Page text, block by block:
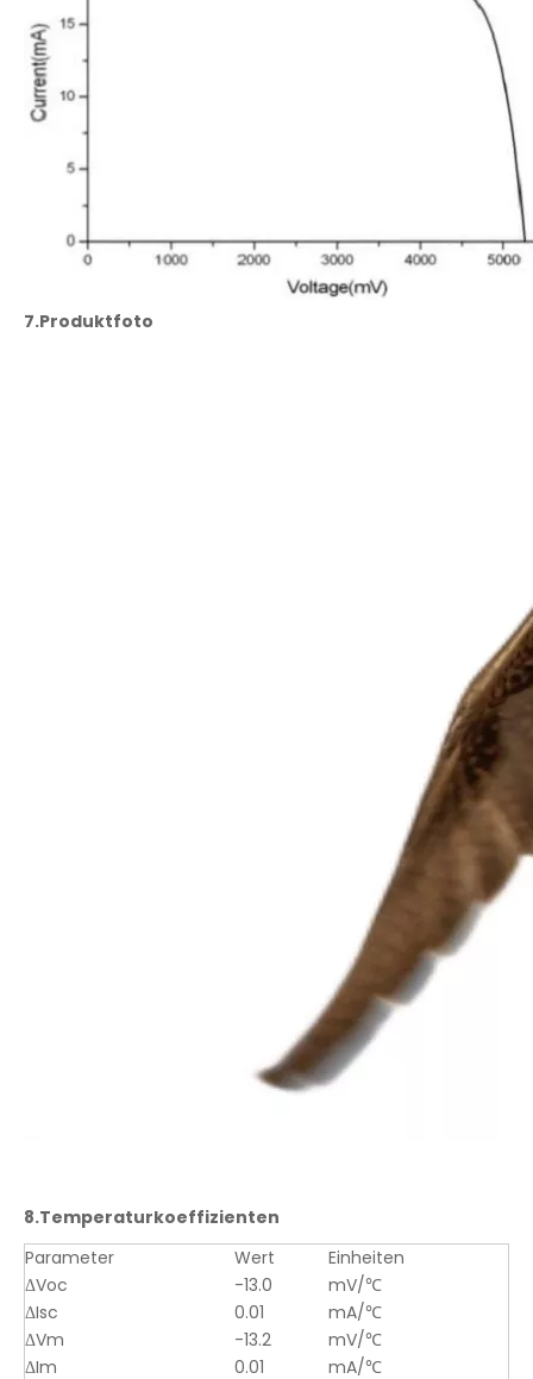
7.Produktfoto
8.Temperaturkoeffizienten
Parameter
Wert
Einheiten
ΔVoc
-13.0
mV/℃
ΔIsc
0.01
mA/℃
ΔVm
-13.2
mV/℃
ΔIm
0.01 mA/℃